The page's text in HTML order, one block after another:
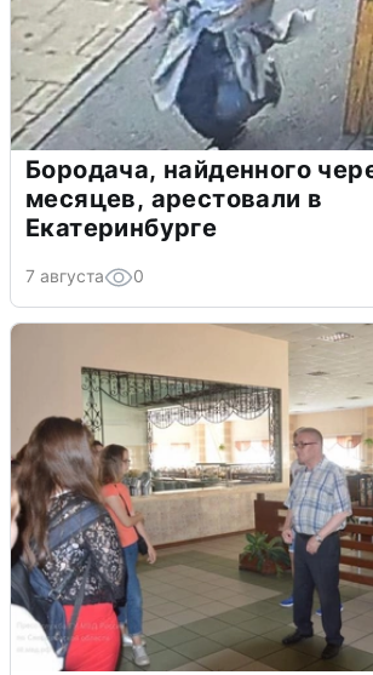
Бородача, найденного
месяцев, арестовали в
Екатеринбурге
7 августа 0